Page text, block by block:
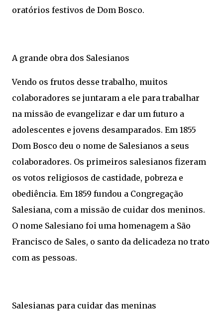
oratórios festivos de Dom Bosco.
A grande obra dos Salesianos
Vendo os frutos desse trabalho, muitos
colaboradores se juntaram a ele para trabalhar
na missão de evangelizar e dar um futuro a
adolescentes e jovens desamparados. Em 1855
Dom Bosco deu o nome de Salesianos a seus
colaboradores. Os primeiros salesianos fizeram
os votos religiosos de castidade, pobreza e
obediência. Em 1859 fundou a Congregação
Salesiana, com a missão de cuidar dos meninos.
O nome Salesiano foi uma homenagem a São
Francisco de Sales, o santo da delicadeza no trato
com as pessoas.
Salesianas para cuidar das meninas